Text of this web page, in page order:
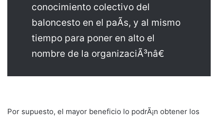
conocimiento colectivo del
baloncesto en el paÃ­s, y al mismo
tiempo para poner en alto el
nombre de la organizaciÃ³nâ€
Por supuesto, el mayor beneficio lo podrÃ¡n obtener los